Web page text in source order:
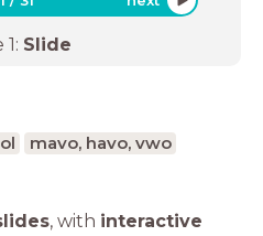
1: Slide
mavo, havo, vwo
, with interactive